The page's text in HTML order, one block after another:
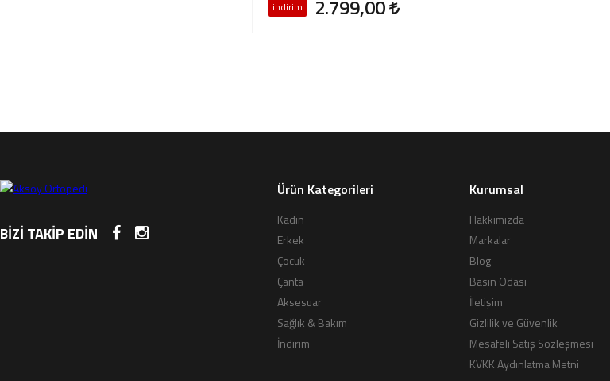
indirim 2.799,00
BİZİ TAKİP EDİN
Ürün Kategorileri
Kadın
Erkek
Çocuk
Çanta
Aksesuar
Sağlık & Bakım
İndirim
Kurumsal
Hakkımızda
Markalar
Blog
Basın Odası
İletişim
Gizlilik ve Güvenlik
Mesafeli Satış Sözleşmesi
KVKK Aydınlatma Metni